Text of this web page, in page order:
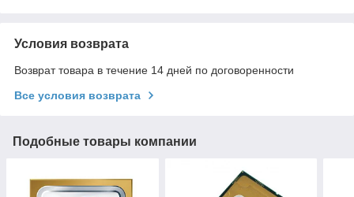
Условия возврата
Возврат товара в течение 14 дней по договоренности
Все условия возврата
Подобные товары компании